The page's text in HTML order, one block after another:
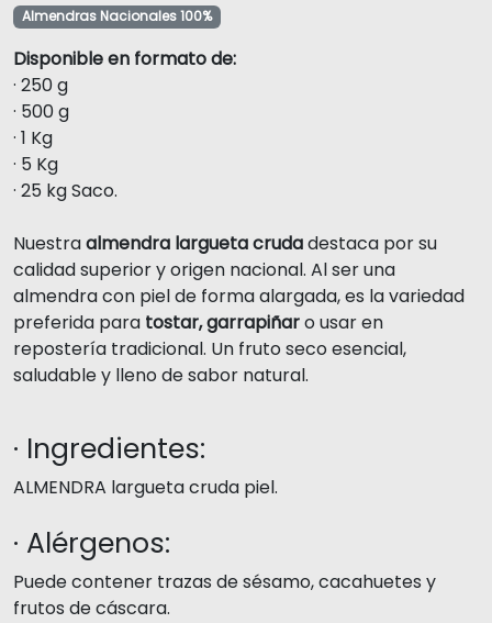
Almendras Nacionales 100%
Disponible en formato de:
· 250 g
· 500 g
· 1 Kg
· 5 Kg
· 25 kg Saco.
Nuestraalmendra largueta crudadestaca por su
calidad superior y origen nacional. Al ser una
almendra con piel de forma alargada, es la variedad
preferida para tostar, garrapiñaro usar en
repostería tradicional. Un fruto seco esencial,
saludable y lleno de sabor natural.
· Ingredientes:
ALMENDRA largueta cruda piel.
· Alérgenos:
Puede contener trazas de sésamo, cacahuetes y
frutos de cáscara.